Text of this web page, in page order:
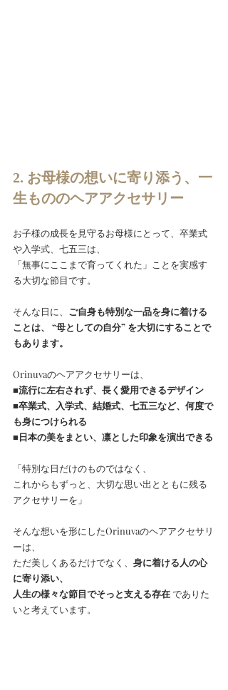
2. お母様の想いに寄り添う、一
生もののヘアアクセサリー
お子様の成長を見守るお母様にとって、卒業式
や入学式、七五三は、
「無事にここまで育ってくれた」ことを実感す
る大切な節目です。
そんな日に、 ご自身も特別な一品を身に着ける
ことは、 “母としての自分” を大切にすることで
もあります。
Orinuvaのヘアアクセサリーは、
■流行に左右されず、長く愛用できるデザイン
■卒業式、入学式、結婚式、七五三など、何度で
も身につけられる
■日本の美をまとい、凛とした印象を演出できる
「特別な日だけのものではなく、
これからもずっと、大切な思い出とともに残る
アクセサリーを」
そんな想いを形にしたOrinuvaのヘアアクセサリ
ーは、
ただ美しくあるだけでなく、 身に着ける人の心
に寄り添い、
人生の様々な節目でそっと支える存在 でありた
いと考えています。